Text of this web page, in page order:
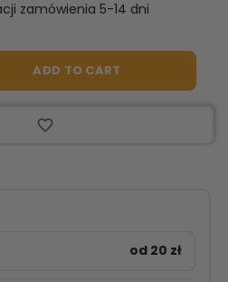
zamówienia 5-14 dni
ADD TO CART
favorite_border
od 20 zł